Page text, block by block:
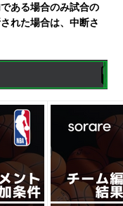
ある場合のみ試合の
れた場合は、中断さ